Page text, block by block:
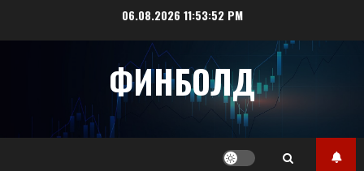
06.08.2026 11:53:52 PM
ФИНБОЛД